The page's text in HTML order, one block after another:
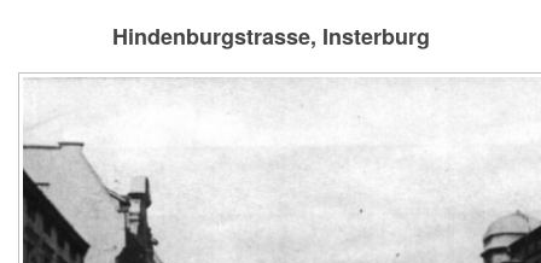
Hindenburgstrasse, Insterburg